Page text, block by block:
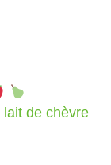
de chèvre